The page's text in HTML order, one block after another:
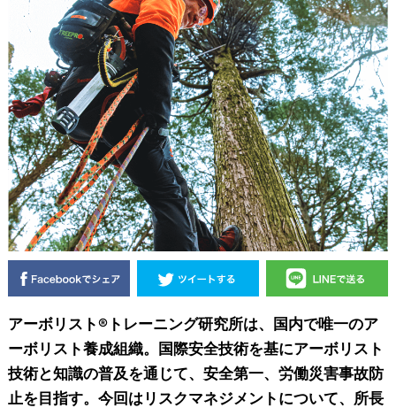
アーボリスト®トレーニング研究所は、国内で唯一のア
ーボリスト養成組織。国際安全技術を基にアーボリスト
技術と知識の普及を通じて、安全第一、労働災害事故防
止を目指す。今回はリスクマネジメントについて、所長